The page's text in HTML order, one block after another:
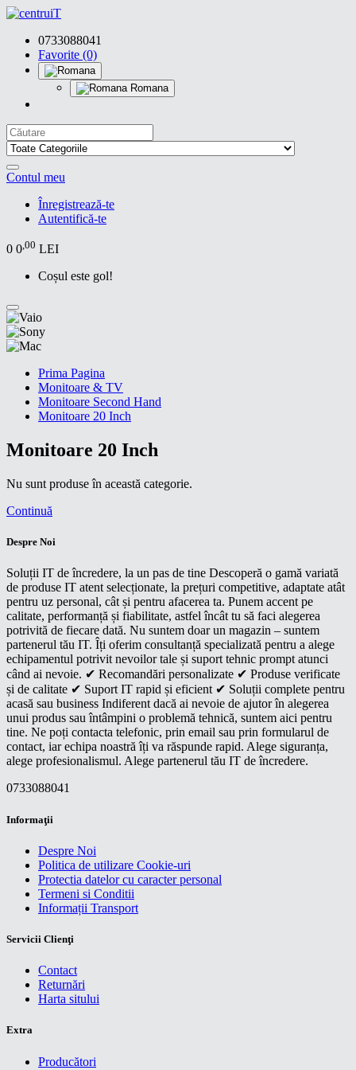
0733088041
Favorite (0)
Romana
Contul meu
Înregistrează-te
Autentifică-te
0 0,00 LEI
Coșul este gol!
Prima Pagina
Monitoare & TV
Monitoare Second Hand
Monitoare 20 Inch
Monitoare 20 Inch
Nu sunt produse în această categorie.
Continuă
Despre Noi
Soluții IT de încredere, la un pas de tine Descoperă o gamă variată
de produse IT atent selecționate, la prețuri competitive, adaptate atât
pentru uz personal, cât și pentru afacerea ta. Punem accent pe
calitate, performanță și fiabilitate, astfel încât tu să faci alegerea
potrivită de fiecare dată. Nu suntem doar un magazin – suntem
partenerul tău IT. Îți oferim consultanță specializată pentru a alege
echipamentul potrivit nevoilor tale și suport tehnic prompt atunci
când ai nevoie. ✔ Recomandări personalizate ✔ Produse verificate
și de calitate ✔ Suport IT rapid și eficient ✔ Soluții complete pentru
acasă sau business Indiferent dacă ai nevoie de ajutor în alegerea
unui produs sau întâmpini o problemă tehnică, suntem aici pentru
tine. Ne poți contacta telefonic, prin email sau prin formularul de
contact, iar echipa noastră îți va răspunde rapid. Alege siguranța,
alege profesionalismul. Alege partenerul tău IT de încredere.
0733088041
Informaţii
Despre Noi
Politica de utilizare Cookie-uri
Protectia datelor cu caracter personal
Termeni si Conditii
Informații Transport
Servicii Clienţi
Contact
Returnări
Harta sitului
Extra
Producători